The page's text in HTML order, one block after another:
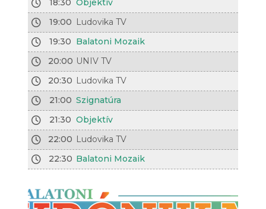
18:30 Objektív
19:00 Ludovika TV
19:30 Balatoni Mozaik
20:00 UNIV TV
20:30 Ludovika TV
21:00 Szignatúra
21:30 Objektív
22:00 Ludovika TV
22:30 Balatoni Mozaik